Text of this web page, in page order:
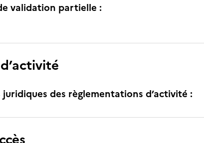
validation partielle :
juridiques des règlementations d’activité :